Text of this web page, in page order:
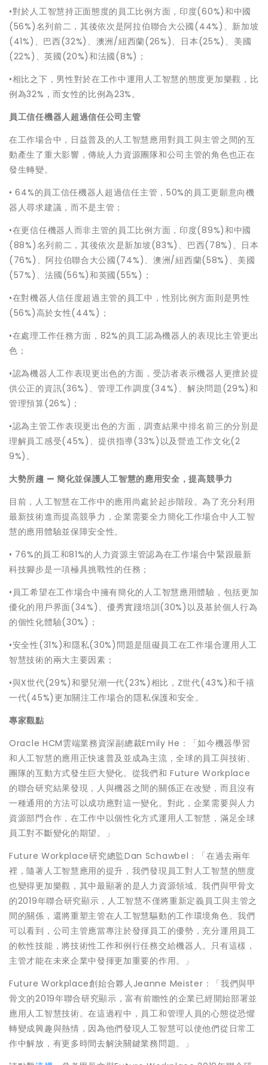
•對於人工智慧持正面態度的員工比例方面，印度(60%)和中國
(56%)名列前二，其後依次是阿拉伯聯合大公國(44%)、新加坡
(41%)、巴西(32%)、澳洲/紐西蘭(26%)、日本(25%)、美國
(22%)、英國(20%)和法國(8%)；
•相比之下，男性對於在工作中運用人工智慧的態度更加樂觀，比
例為32%，而女性的比例為23%。
員工信任機器人超過信任公司主管
在工作場合中，日益普及的人工智慧應用對員工與主管之間的互
動產生了重大影響，傳統人力資源團隊和公司主管的角色也正在
發生轉變。
• 64%的員工信任機器人超過信任主管，50%的員工更願意向機
器人尋求建議，而不是主管；
•在更信任機器人而非主管的員工比例方面，印度(89%)和中國
(88%)名列前二，其後依次是新加坡(83%)、巴西(78%)、日本
(76%)、阿拉伯聯合大公國(74%)、澳洲/紐西蘭(58%)、美國
(57%)、法國(56%)和英國(55%)；
•在對機器人信任度超過主管的員工中，性別比例方面則是男性
(56%)高於女性(44%)；
•在處理工作任務方面，82%的員工認為機器人的表現比主管更出
色；
•認為機器人工作表現更出色的方面，受訪者表示機器人更擅於提
供公正的資訊(36%)、管理工作調度(34%)、解決問題(29%)和
管理預算(26%)；
•認為主管工作表現更出色的方面，調查結果中排名前三的分別是
理解員工感受(45%)、提供指導(33%)以及營造工作文化(2
9%)。
大勢所趨 — 簡化並保護人工智慧的應用安全，提高競爭力
目前，人工智慧在工作中的應用尚處於起步階段。為了充分利用
最新技術進而提高競爭力，企業需要全力簡化工作場合中人工智
慧的應用體驗並保障安全性。
• 76%的員工和81%的人力資源主管認為在工作場合中緊跟最新
科技腳步是一項極具挑戰性的任務；
•員工希望在工作場合中擁有簡化的人工智慧應用體驗，包括更加
優化的用戶界面(34%)、優秀實踐培訓(30%)以及基於個人行為
的個性化體驗(30%)；
•安全性(31%)和隱私(30%)問題是阻礙員工在工作場合運用人工
智慧技術的兩大主要因素；
•與X世代(29%)和嬰兒潮一代(23%)相比，Z世代(43%)和千禧
一代(45%)更加關注工作場合的隱私保護和安全。
專家觀點
Oracle HCM雲端業務資深副總裁Emily He：「如今機器學習
和人工智慧的應用正快速普及並成為主流，全球的員工與技術、
團隊的互動方式發生巨大變化。從我們和 Future Workplace
的聯合研究結果發現，人與機器之間的關係正在改變，而且沒有
一種通用的方法可以成功應對這一變化。對此，企業需要與人力
資源部門合作，在工作中以個性化方式運用人工智慧，滿足全球
員工對不斷變化的期望。」
Future Workplace研究總監Dan Schawbel：「在過去兩年
裡，隨著人工智慧應用的提升，我們發現員工對人工智慧的態度
也變得更加樂觀，其中最顯著的是人力資源領域。我們與甲骨文
的2019年聯合研究顯示，人工智慧不僅將重新定義員工與主管之
間的關係，還將重塑主管在人工智慧驅動的工作環境角色。我們
可以看到，公司主管應當專注於發揮員工的優勢，充分運用員工
的軟性技能，將技術性工作和例行任務交給機器人。只有這樣，
主管才能在未來企業中發揮更加重要的作用。」
Future Workplace創始合夥人Jeanne Meister：「我們與甲
骨文的2019年聯合研究顯示，富有前瞻性的企業已經開始部署並
應用人工智慧技術。在這過程中，員工和管理人員的心態從恐懼
轉變成興趣與熱情，因為他們發現人工智慧可以使他們從日常工
作中解放，有更多時間去解決關鍵業務問題。」